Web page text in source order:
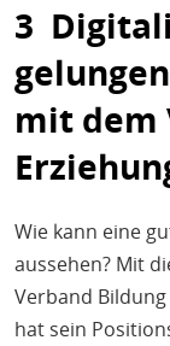
3
mit dem
Wie kann eine
aussehen? Mit
Verband
hat sein